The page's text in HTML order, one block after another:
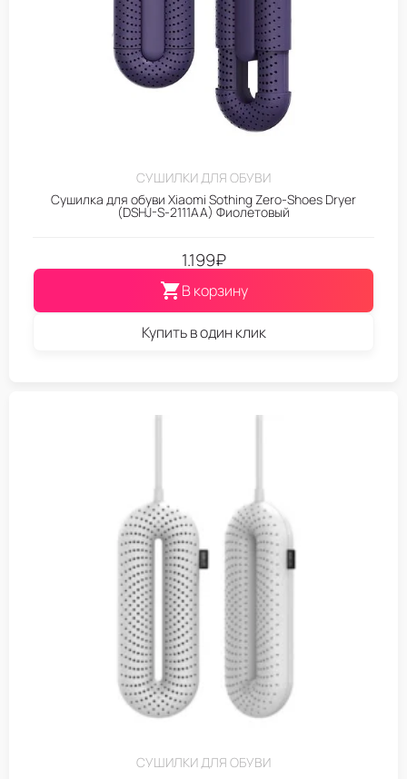
СУШИЛКИ ДЛЯ ОБУВИ
Сушилка для обуви Xiaomi Sothing Zero-Shoes Dryer
(DSHJ-S-2111AA) Фиолетовый
1.199₽
В корзину
Купить в один клик
СУШИЛКИ ДЛЯ ОБУВИ